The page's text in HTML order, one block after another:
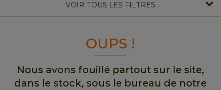
VOIR TOUS LES FILTRES
OUPS !
Nous avons fouillé partout sur le site,
dans le stock, sous le bureau de notre